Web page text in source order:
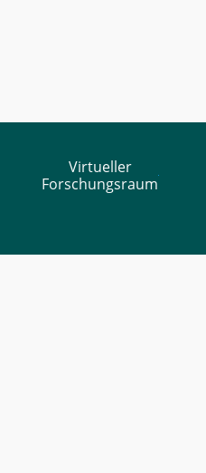
Virtueller
Forschungsraum